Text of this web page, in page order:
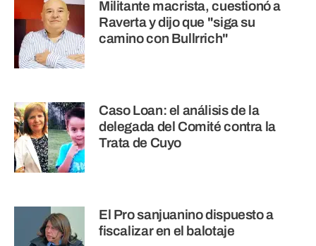
Militante macrista, cuestionó a
Raverta y dijo que "siga su
camino con Bullrrich"
Caso Loan: el análisis de la
delegada del Comité contra la
Trata de Cuyo
El Pro sanjuanino dispuesto a
fiscalizar en el balotaje